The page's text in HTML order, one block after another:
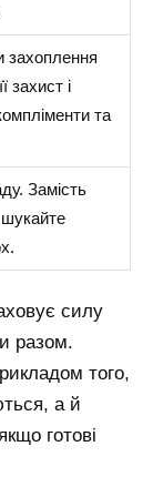
захоплення
захист і
та
Замість
шукайте
силу
разом.
того,
а й
готові